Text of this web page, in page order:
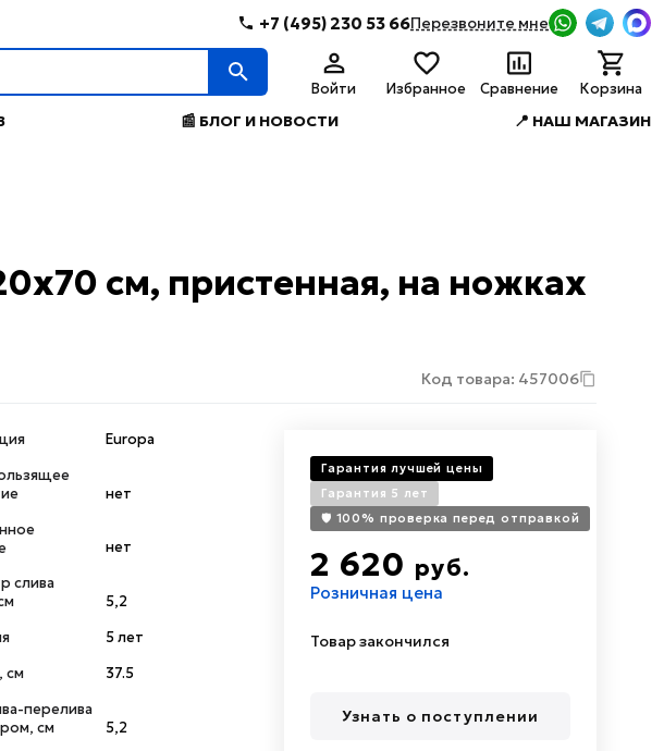
+7 (495) 230 53 66Перезвоните мне
Войти Избранное Сравнение Корзина
📰 БЛОГ И НОВОСТИ 📍 НАШ МАГАЗИН
см, пристенная, на ножках
Код товара: 457006
Europa
нет
нет
слива
5,2
5 лет
см
37.5
перелива
см
5,2
Гарантия лучшей цены
Гарантия 5 лет
🛡️ 100% проверка перед отправкой
2 620 руб.
Розничная цена
Товар закончился
Узнать о поступлении